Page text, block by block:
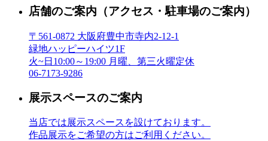
店舗のご案内 （アクセス・駐車場のご案内）
〒561-0872 大阪府豊中市寺内2-12-1
緑地ハッピーハイツ1F
火~日10:00～19:00 月曜、第三火曜定休
06-7173-9286
展示スペースのご案内
当店では展示スペースを設けております。
作品展示をご希望の方はご利用ください。